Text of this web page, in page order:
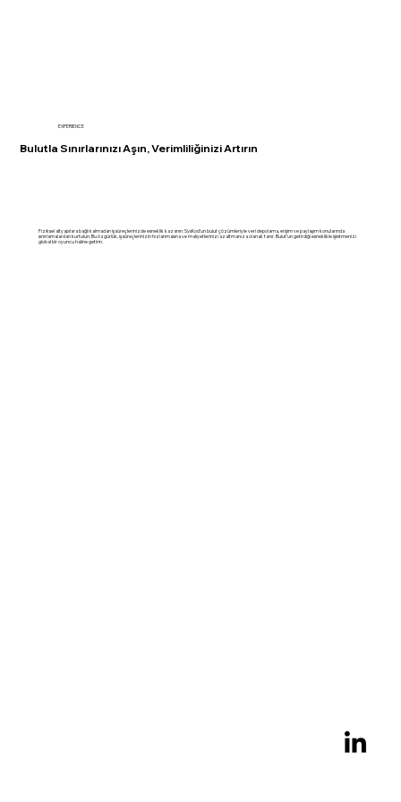
Bulutla Sınırlarınızı Aşın, Verimliliğinizi Artırın
EXPERIENCE
Fiziksel altyapılara bağlı kalmadan iş süreçlerinizde esneklik kazanın. SysKod’un bulut çözümleriyle veri depolama, erişim ve paylaşım konularında
sınırlamalardan kurtulun. Bu özgürlük, iş süreçlerinizin hızlanmasına ve maliyetlerinizi azaltmanıza olanak tanır. Bulut'un getirdiği esneklikle işletmenizi
global bir oyuncu haline getirin.